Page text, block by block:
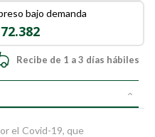
bajo demanda
Recibe de 1 a 3 días hábiles
el Covid-19, que